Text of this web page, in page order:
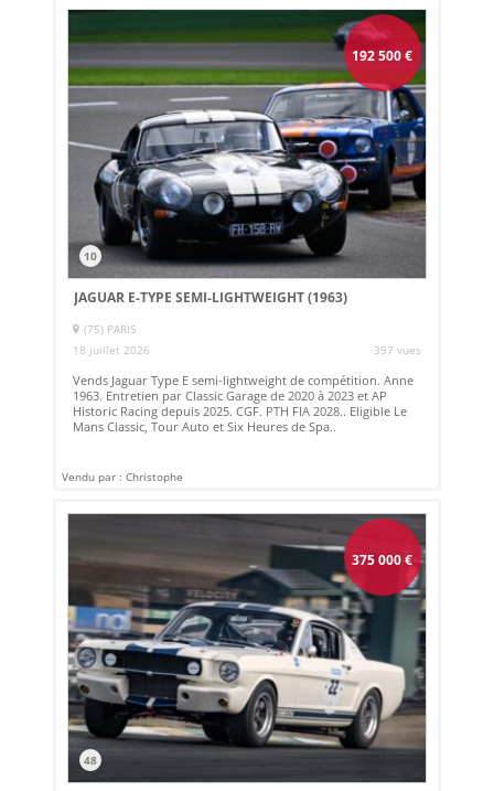
192 500€
10
JAGUAR E-TYPE SEMI-LIGHTWEIGHT (1963)
(75) PARIS
18 juillet 2026
397 vues
Vends Jaguar Type E semi-lightweight de compétition. Anne
1963. Entretien par Classic Garage de 2020 à 2023 et AP
Historic Racing depuis 2025. CGF. PTH FIA 2028.. Eligible Le
Mans Classic, Tour Auto et Six Heures de Spa..
Vendu par : Christophe
375 000€
48